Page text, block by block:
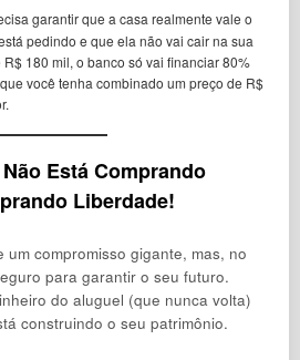
garantir que a casa realmente vale o
pedindo e que ela não vai cair na sua
180 mil, o banco só vai financiar 80%
você tenha combinado um preço de R$
Está Comprando
Liberdade!
compromisso gigante, mas, no
para garantir o seu futuro.
do aluguel (que nunca volta)
construindo o seu patrimônio.